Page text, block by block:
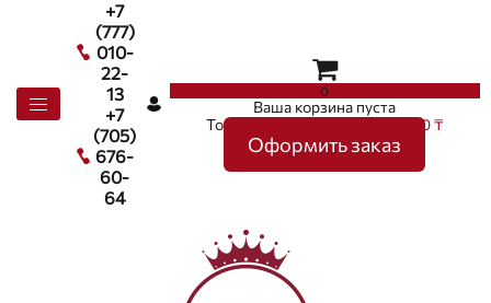
+7
(777)
010-
22-
13
+7
(705)
676-
60-
64
0
Ваша корзина пуста
Товаров в корзине
на сумму0 ₸
Оформить заказ